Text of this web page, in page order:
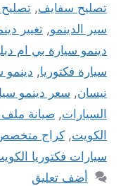
تصليح سفايف,
سير الدينمو, تغيير
دينمو سيارة بي ام
سيارة فكتوريا,
نيسان, سعر دينمو
السيارات, صيانة ملف
الكويت, كراج متخصص
سيارات فكتوريا
أضف تعليق